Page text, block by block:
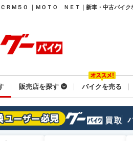
ＲＭ５０ ｜ＭＯＴＯ ＮＥＴ｜新車・中古バイク
販売店を探す バイクを売る